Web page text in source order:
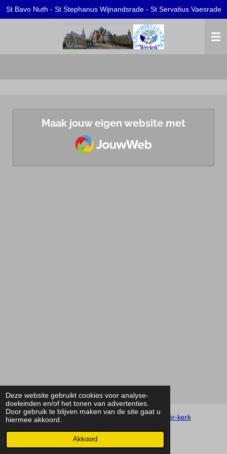
Deze website gebruikt cookies voor analyse-
doeleinden en/of het tonen van advertenties.
Door gebruik te blijven maken van de site gaat u
hiermee akkoord.
Akkoord
Ga
hoofdinhoud
St Bavo Nuth - St Stephanus Wijnandsrade - St Servatius Vaesrade
Maak jouw eigen website met
JouwWeb
Privacybeleid 2021 © Parochiecluster
Méér-kerk
JouwWeb